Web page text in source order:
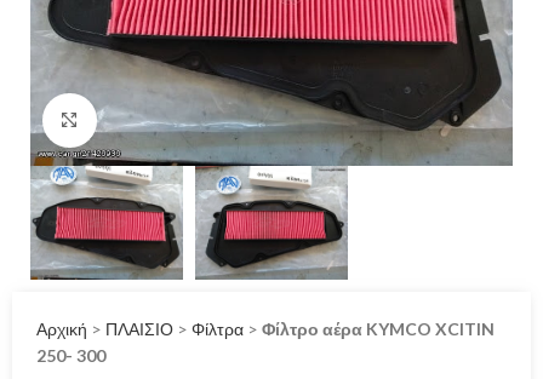
Click to enlarge
Αρχική > ΠΛΑΙΣΙΟ > Φίλτρα > Φίλτρο αέρα KYMCO XCITIN
250- 300